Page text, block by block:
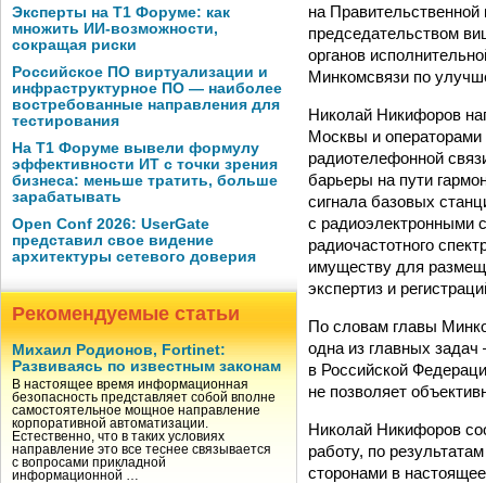
Эксперты на Т1 Форуме: как
множить ИИ-возможности,
сокращая риски
Российское ПО виртуализации и
инфраструктурное ПО — наиболее
востребованные направления для
тестирования
На Т1 Форуме вывели формулу
эффективности ИТ с точки зрения
бизнеса: меньше тратить, больше
зарабатывать
Open Conf 2026: UserGate
представил свое видение
архитектуры сетевого доверия
Рекомендуемые статьи
Михаил Родионов, Fortinet:
Развиваясь по известным законам
В настоящее время информационная
безопасность представляет собой вполне
самостоятельное мощное направление
корпоративной автоматизации.
Естественно, что в таких условиях
направление это все теснее связывается
с вопросами прикладной
информационной …
на
председательством
органов
Минкомсвязи по
Николай Никифоров
Москвы и операторами
радиотелефонной
барьеры на пути
сигнала базовых
с радиоэлектронными
радиочастотного
имуществу для
экспертиз и
По словам главы
одна из главных
в Российской
не позволяет
Николай Никифоров
работу, по
сторонами в